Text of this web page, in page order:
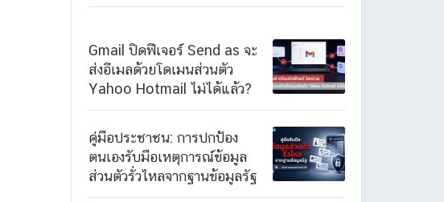
Gmail ปิดฟีเจอร์ Send as จะ
ส่งอีเมลด้วยโดเมนส่วนตัว
Yahoo Hotmail ไม่ได้แล้ว?
คู่มือประชาชน: การปกป้อง
ตนเองรับมือเหตุการณ์ข้อมูล
ส่วนตัวรั่วไหลจากฐานข้อมูลรัฐ